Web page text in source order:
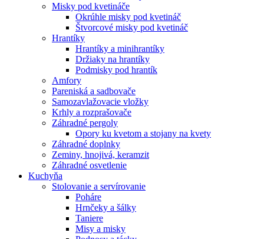
Misky pod kvetináče
Okrúhle misky pod kvetináč
Štvorcové misky pod kvetináč
Hrantíky
Hrantíky a minihrantíky
Držiaky na hrantíky
Podmisky pod hrantík
Amfory
Pareniská a sadbovače
Samozavlažovacie vložky
Krhly a rozprašovače
Záhradné pergoly
Opory ku kvetom a stojany na kvety
Záhradné doplnky
Zeminy, hnojivá, keramzit
Záhradné osvetlenie
Kuchyňa
Stolovanie a servírovanie
Poháre
Hrnčeky a šálky
Taniere
Misy a misky